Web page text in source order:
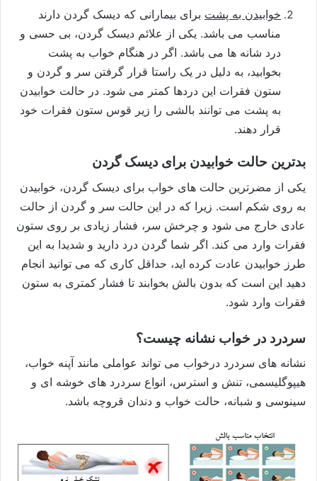
خوابیدن به پشت برای بیمارانی که دیسک گردن دارند
مناسب می باشد. یکی از علائم دیسک گردن، بی حسی و
درد شانه ها می باشد. اگر در هنگام خواب به پشت
بخوابید، به دلیل در یک راستا قرار گرفتن سر و گردن و
ستون فقرات این دردها کمتر می شود. در حالت خوابیدن
به پشت می توانند بالشی را زیر قوس ستون فقرات خود
قرار دهند.
بدترین حالت خوابیدن برای دیسک گردن
یکی از مضرترین حالت های خواب برای دیسک گردن، خوابیدن
به روی شکم است. زیرا که در این حالت سر و گردن از حالت
عادی خارج می شود و چرخش سر، فشار زیادی بر روی ستون
فقرات وارد می کند. اگر شما گردن درد دارید و شدیدا به این
طرز خوابیدن عادت کرده اید، حداقل کاری که می توانید انجام
دهید این است که بدون بالش بخوابند تا فشار کمتری به ستون
فقرات وارد شود.
سردرد در خواب نشانه چیست؟
نشانه های سردرد درخواب می تواند عواملی مانند آپنه خواب،
هیپوگلیسمی، تنش و استرس، انواع سردرد های خوشه ای و
سینوسی و شبانه، حالت خواب و دندان قروچه باشد.